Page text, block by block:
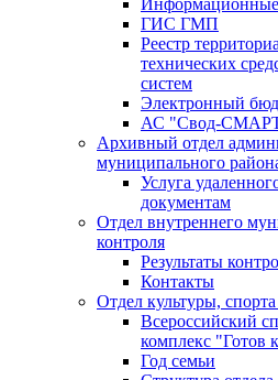
ГИС ГМП
Реестр
технических
систем
Электронный
АС "Свод-
Архивный отдел
муниципального
Услуга
документам
Отдел внутреннего
контроля
Результаты
Контакты
Отдел культуры,
Всероссийский
комплекс "Готов
Год семьи